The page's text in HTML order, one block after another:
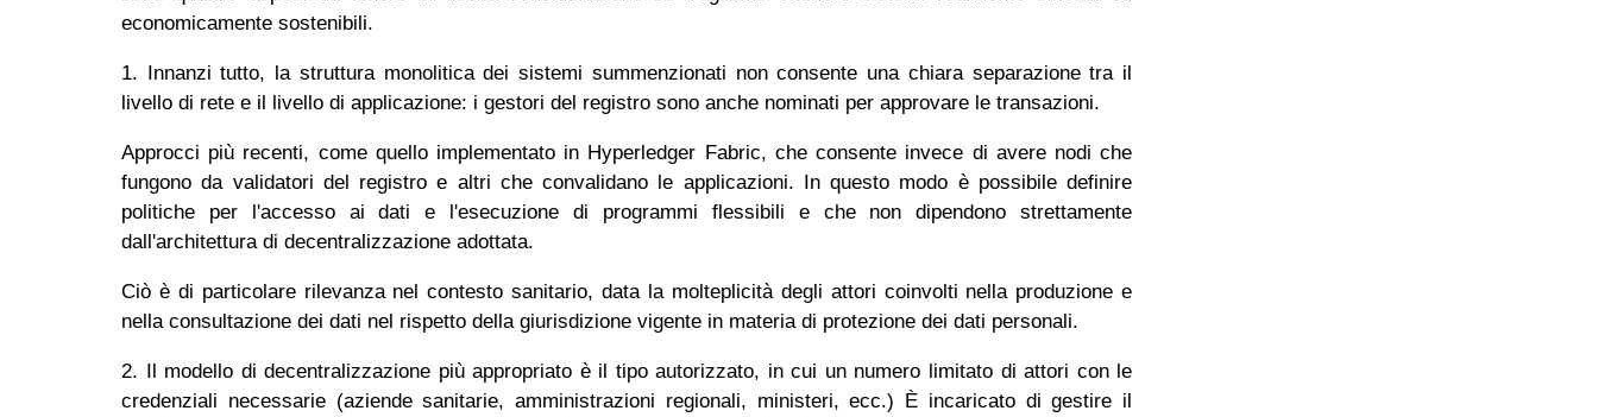
economicamente sostenibili.
1. Innanzi tutto, la struttura monolitica dei sistemi summenzionati non consente una chiara separazione tra il
livello di rete e il livello di applicazione: i gestori del registro sono anche nominati per approvare le transazioni.
Approcci più recenti, come quello implementato in Hyperledger Fabric, che consente invece di avere nodi che
fungono da validatori del registro e altri che convalidano le applicazioni. In questo modo è possibile definire
politiche per l'accesso ai dati e l'esecuzione di programmi flessibili e che non dipendono strettamente
dall'architettura di decentralizzazione adottata.
Ciò è di particolare rilevanza nel contesto sanitario, data la molteplicità degli attori coinvolti nella produzione e
nella consultazione dei dati nel rispetto della giurisdizione vigente in materia di protezione dei dati personali.
2. Il modello di decentralizzazione più appropriato è il tipo autorizzato, in cui un numero limitato di attori con le
credenziali necessarie (aziende sanitarie, amministrazioni regionali, ministeri, ecc.) È incaricato di gestire il